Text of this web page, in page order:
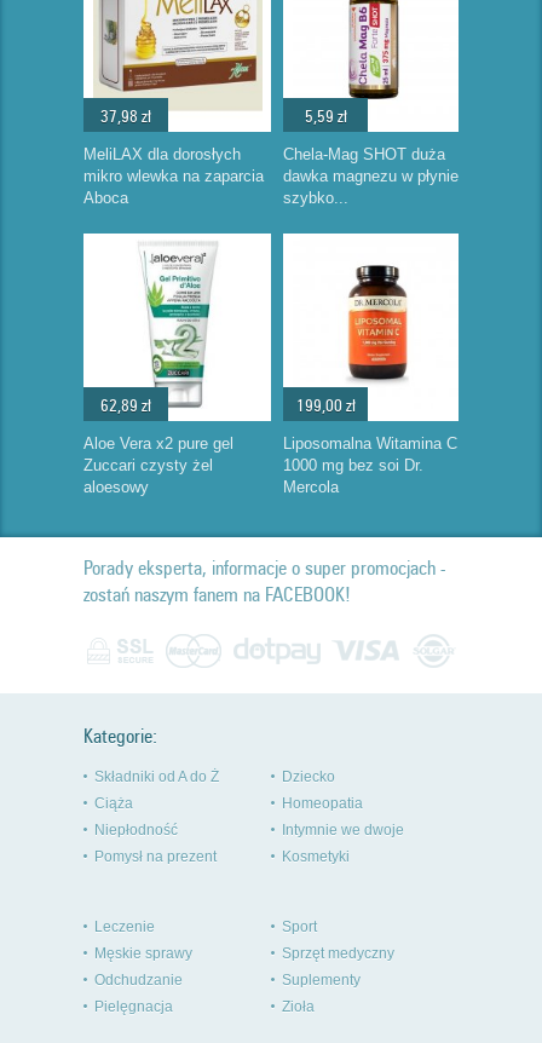
37,98 zł
MeliLAX dla dorosłych
mikro wlewka na zaparcia
Aboca
5,59 zł
Chela-Mag SHOT duża
dawka magnezu w płynie
szybko...
62,89 zł
Aloe Vera x2 pure gel
Zuccari czysty żel
aloesowy
199,00 zł
Liposomalna Witamina C
1000 mg bez soi Dr.
Mercola
Porady eksperta, informacje o super promocjach -
zostań naszym fanem na FACEBOOK!
Kategorie:
Składniki od A do Ż
Ciąża
Niepłodność
Pomysł na prezent
Dziecko
Homeopatia
Intymnie we dwoje
Kosmetyki
Leczenie
Męskie sprawy
Odchudzanie
Pielęgnacja
Sport
Sprzęt medyczny
Suplementy
Zioła